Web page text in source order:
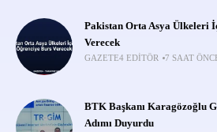
Pakistan Orta Asya Ülkeleri
Verecek
GAZETE4 EDITÖR 7 SAAT
BTK Başkanı Karagözoğlu
Adımı Duyurdu